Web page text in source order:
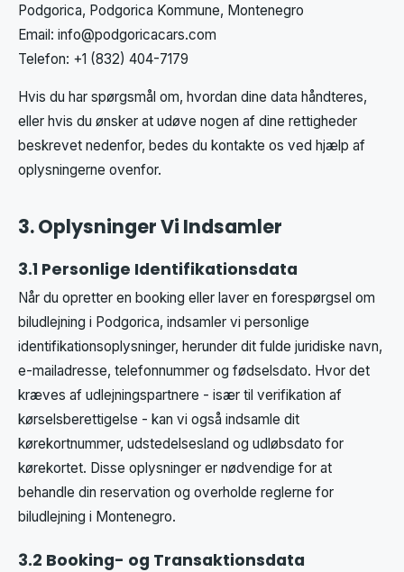
Podgorica, Podgorica Kommune, Montenegro
Email: info@podgoricacars.com
Telefon: +1 (832) 404-7179
Hvis du har spørgsmål om, hvordan dine data håndteres,
eller hvis du ønsker at udøve nogen af dine rettigheder
beskrevet nedenfor, bedes du kontakte os ved hjælp af
oplysningerne ovenfor.
3. Oplysninger Vi Indsamler
3.1 Personlige Identifikationsdata
Når du opretter en booking eller laver en forespørgsel om
biludlejning i Podgorica, indsamler vi personlige
identifikationsoplysninger, herunder dit fulde juridiske navn,
e-mailadresse, telefonnummer og fødselsdato. Hvor det
kræves af udlejningspartnere - især til verifikation af
kørselsberettigelse - kan vi også indsamle dit
kørekortnummer, udstedelsesland og udløbsdato for
kørekortet. Disse oplysninger er nødvendige for at
behandle din reservation og overholde reglerne for
biludlejning i Montenegro.
3.2 Booking- og Transaktionsdata